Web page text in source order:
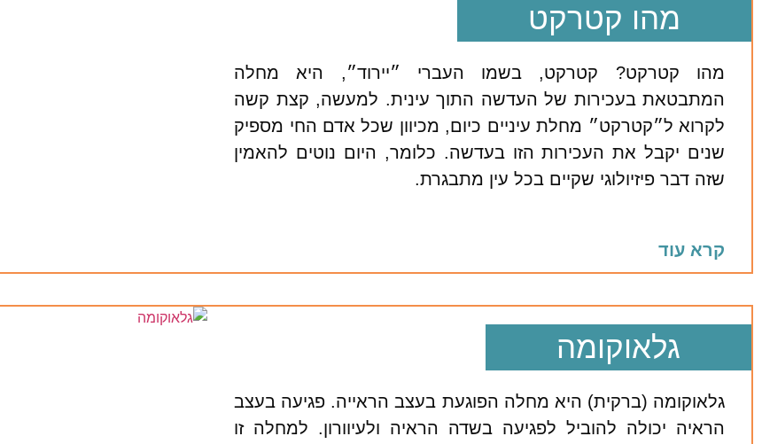
מהו קטרקט
מהו קטרקט? קטרקט, בשמו העברי ״יירוד״, היא מחלה
המתבטאת בעכירות של העדשה התוך עינית. למעשה, קצת קשה
לקרוא ל״קטרקט״ מחלת עיניים כיום, מכיוון שכל אדם החי מספיק
שנים יקבל את העכירות הזו בעדשה. כלומר, היום נוטים להאמין
שזה דבר פיזיולוגי שקיים בכל עין מתבגרת.
קרא עוד
גלאוקומה
גלאוקומה (ברקית) היא מחלה הפוגעת בעצב הראייה. פגיעה בעצב
הראיה יכולה להוביל לפגיעה בשדה הראיה ולעיוורון. למחלה זו